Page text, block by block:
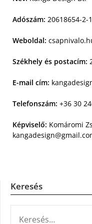
Adószám: 20618654-2-
Weboldal:
Székhely és postacím:
E-mail cím:
Telefonszám: +36 30
Képviselő: Komáromi
Keresés